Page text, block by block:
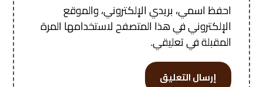
احفظ اسمي، بريدي الإلكتروني، والموقع
الإلكتروني في هذا المتصفح لاستخدامها المرة
المقبلة في تعليقي.
إرسال التعليق